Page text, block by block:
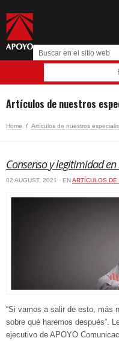
Artículos de nuestros
Home / Artículos de nuestros
Consenso y legitimidad
02 AUGUST, 2021 · ENARTÍCULOS
“Si vamos a salir de esto, más
sobre qué haremos después”.
ejecutivo de APOYO